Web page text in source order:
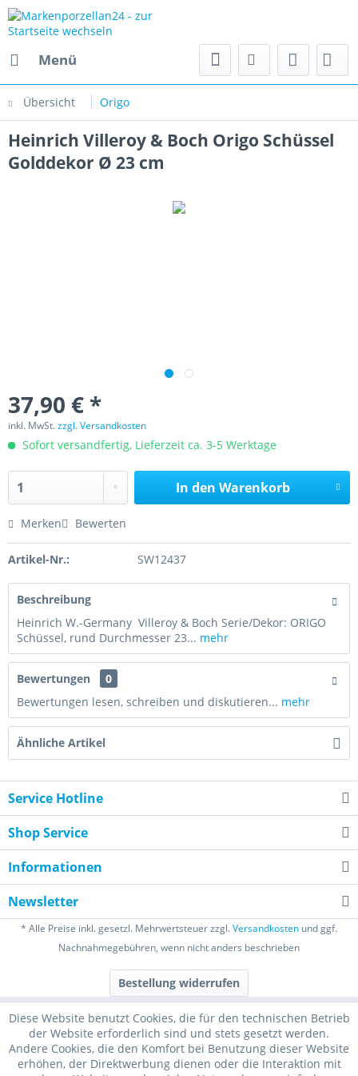
Menü
Übersicht Origo
Heinrich Villeroy & Boch Origo Schüssel
Golddekor Ø 23 cm
37,90 € *
inkl. MwSt.zzgl. Versandkosten
Sofort versandfertig, Lieferzeit ca. 3-5 Werktage
In den Warenkorb
Merken Bewerten
Artikel-Nr.: SW12437
Beschreibung
Heinrich W.-Germany Villeroy & Boch Serie/Dekor: ORIGO
Schüssel, rund Durchmesser 23... mehr
Bewertungen
0
Bewertungen lesen, schreiben und diskutieren... mehr
Ähnliche Artikel
Service Hotline
Shop Service
Informationen
Newsletter
* Alle Preise inkl. gesetzl. Mehrwertsteuer zzgl.Versandkosten und ggf.
Nachnahmegebühren, wenn nicht anders beschrieben
Bestellung widerrufen
Diese Website benutzt Cookies, die für den technischen Betrieb
der Website erforderlich sind und stets gesetzt werden.
Andere Cookies, die den Komfort bei Benutzung dieser Website
erhöhen, der Direktwerbung dienen oder die Interaktion mit